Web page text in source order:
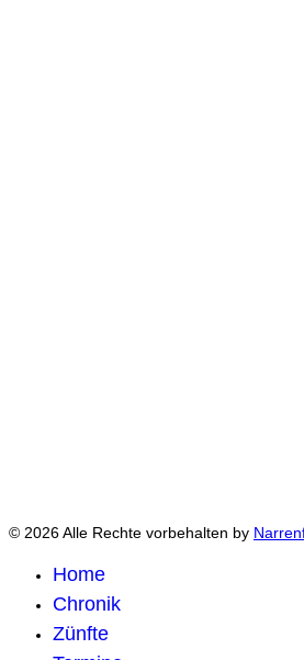
© 2026 Alle Rechte vorbehalten by
Home
Chronik
Zünfte